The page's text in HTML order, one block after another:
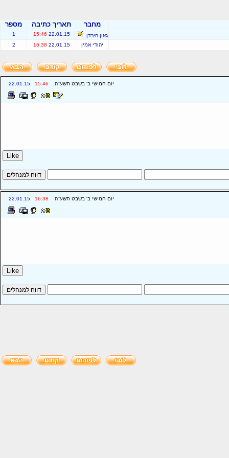
מחבר תאריך כתיבה
מספר
גאון הירדן 22.01.15
15:46
1
יהודי אמין 22.01.15
16:38
2
יום חמישי ב' בשבט תשע''ה 15:46
22.01.15
יום חמישי ב' בשבט תשע''ה 16:38
22.01.15